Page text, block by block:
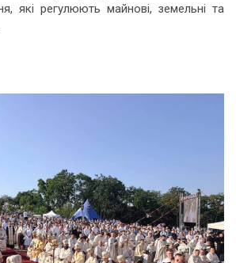
які регулюють майнові, земельні та